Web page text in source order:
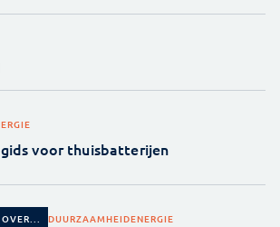
voor thuisbatterijen
DUURZAAMHEIDENERGIE